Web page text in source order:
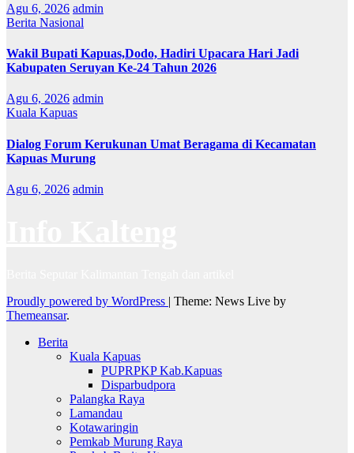
Agu 6, 2026 admin
Berita Nasional
Wakil Bupati Kapuas,Dodo, Hadiri Upacara Hari Jadi
Kabupaten Seruyan Ke-24 Tahun 2026
Agu 6, 2026 admin
Kuala Kapuas
Dialog Forum Kerukunan Umat Beragama di Kecamatan
Kapuas Murung
Agu 6, 2026 admin
Proudly powered by WordPress | Theme: News Live by
Themeansar.
Berita
Kuala Kapuas
PUPRPKP Kab.Kapuas
Disparbudpora
Palangka Raya
Lamandau
Kotawaringin
Pemkab Murung Raya